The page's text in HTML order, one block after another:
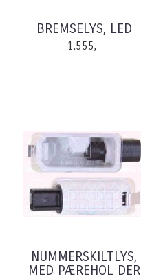
BREMSELYS, LED
1.555,-
NUMMERSKILTLYS,
MED PÆREHOL DER